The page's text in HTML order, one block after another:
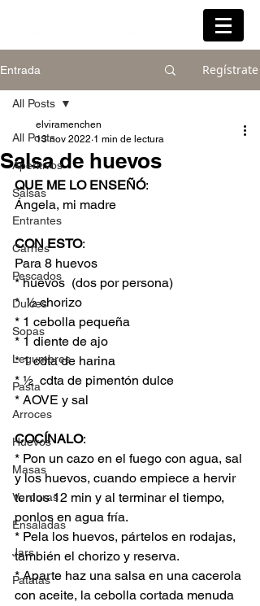
Entrada Regístrate
All Posts
Aperitivos
Salsas
Entrantes
Carnes
Pescados
Dulces
Sopas
Legumbres
Pasta
Arroces
Huevos
Masas
Verduras
Ensaladas
Jars
Patatas
All Posts
Salsa de huevos
elviramenchen
13 nov 2022 1 min de lectura
QUE ME LO ENSEÑÓ:
Ángela, mi madre
CON ESTO:
Para 8 huevos
* huevos  (dos por persona)
*  ½ chorizo
* 1 cebolla pequeña
* 1 diente de ajo
* 1 cdta de harina
* ½  cdta de pimentón dulce
* AOVE y sal
COCÍNALO:
* Pon un cazo en el fuego con agua, sal
y los huevos, cuando empiece a hervir
tenlos 12 min y al terminar el tiempo,
ponlos en agua fría.
* Pela los huevos, pártelos en rodajas,
también el chorizo y reserva.
* Aparte haz una salsa en una cacerola
con aceite, la cebolla cortada menuda